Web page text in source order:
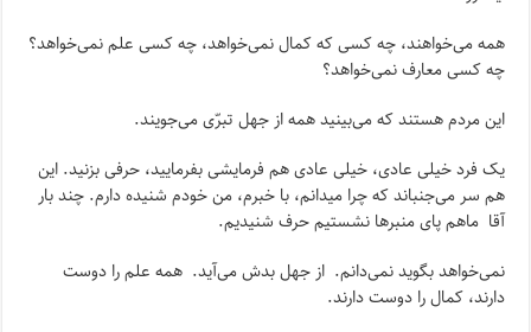
همه می‌خواهند، چه کسی که کمال نمی‌خواهد، چه کسی علم نمی‌خواهد؟
چه کسی معارف نمی‌خواهد؟
این مردم هستند که می‌بینید همه از جهل تبرّی می‌جویند.
یک فرد خیلی عادی، خیلی عادی هم فرمایشی بفرمایید، حرفی بزنید. این
هم سر می‌جنباند که چرا میدانم، با خبرم، من خودم شنیده دارم. چند بار
آقا ماهم پای منبرها نشستیم حرف شنیدیم.
نمی‌خواهد بگوید نمی‌دانم. از جهل بدش می‌آید. همه علم را دوست
دارند، کمال را دوست دارند.